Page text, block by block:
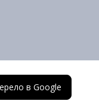
в Google